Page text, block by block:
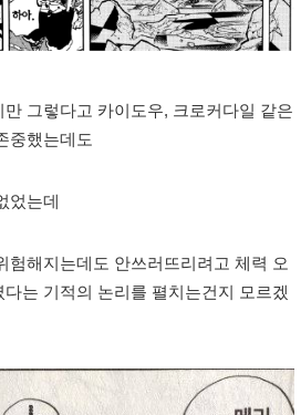
그렇다고 카이도우, 크로커다일 같은
중했는데도
었는데
험해지는데도 안쓰러뜨리려고 체력 오
는 기적의 논리를 펼치는건지 모르겠